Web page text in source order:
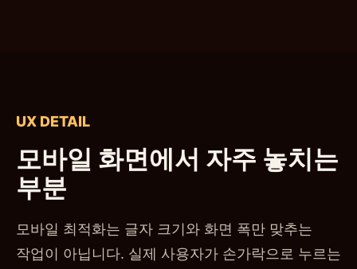
UX DETAIL
모바일 화면에서 자주 놓치는
부분
모바일 최적화는 글자 크기와 화면 폭만 맞추는
작업이 아닙니다. 실제 사용자가 손가락으로 누르는